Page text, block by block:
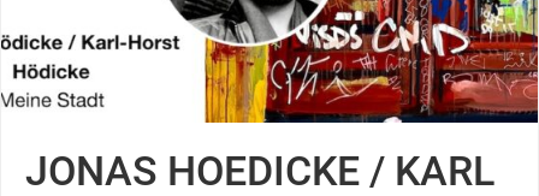
JONAS HOEDICKE / KARL